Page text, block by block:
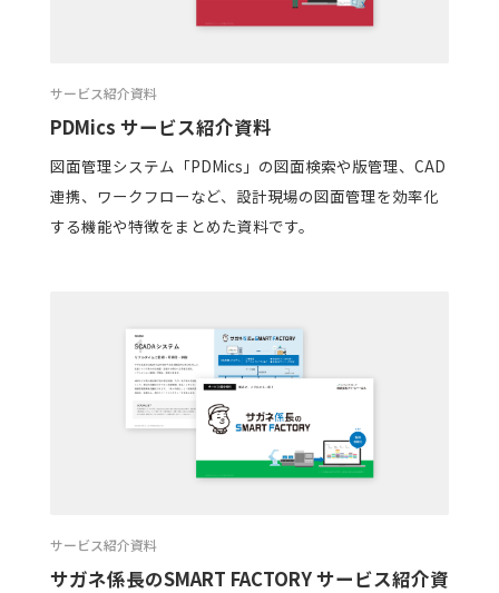
サービス紹介資料
PDMics サービス紹介資料
図面管理システム「PDMics」の図面検索や版管理、CAD
連携、ワークフローなど、設計現場の図面管理を効率化
する機能や特徴をまとめた資料です。
サービス紹介資料
サガネ係長のSMART FACTORY サービス紹介資